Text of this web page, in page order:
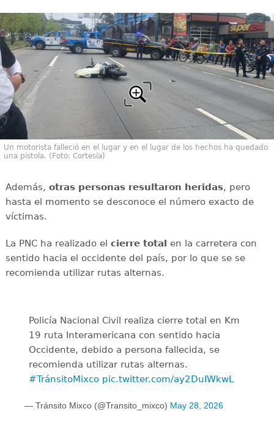
Un motorista falleció en el lugar y en el lugar de los hechos ha quedado
una pistola. (Foto: Cortesía)
Además, otras personas resultaron heridas, pero
hasta el momento se desconoce el número exacto de
víctimas.
La PNC ha realizado el cierre total en la carretera con
sentido hacia el occidente del país, por lo que se se
recomienda utilizar rutas alternas.
Policía Nacional Civil realiza cierre total en Km
19 ruta Interamericana con sentido hacia
Occidente, debido a persona fallecida, se
recomienda utilizar rutas alternas.
#TránsitoMixco pic.twitter.com/ay2DuIWkwL
— Tránsito Mixco (@Transito_mixco) May 28, 2026